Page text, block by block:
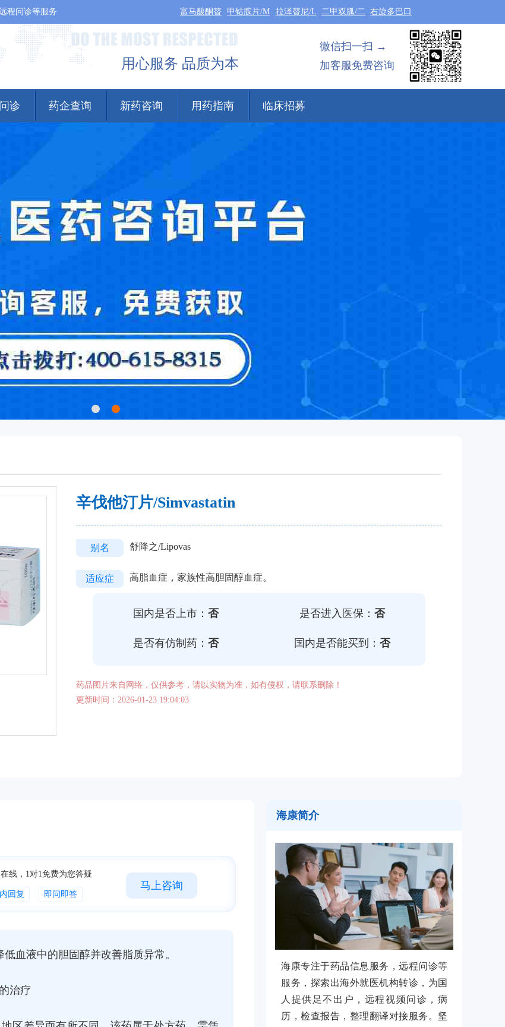
程问诊等服务 富马酸酮替 甲钴胺片/M 拉泽替尼/L 二甲双胍/二 右旋多巴口
用心服务 品质为本
微信扫一扫 →
加客服免费咨询
诊 药企查询 新药咨询 用药指南 临床招募
辛伐他汀片/Simvastatin
别名 舒降之/Lipovas
适应症 高脂血症，家族性高胆固醇血症。
国内是否上市： 否 是否进入医保： 否
是否有仿制药： 否 国内是否能买到： 否
药品图片来自网络，仅供参考，请以实物为准，如有侵权，请联系删除！
更新时间：2026-01-23 19:04:03
线，1对1免费为您答疑
回复 即问即答
马上咨询
血液中的胆固醇并改善脂质异常。
治疗
海康简介
海康专注于药品信息服务，远程问诊等
服务，探索出海外就医机构转诊，为国
人提供足不出户，远程视频问诊，病
历，检查报告，整理翻译对接服务。坚